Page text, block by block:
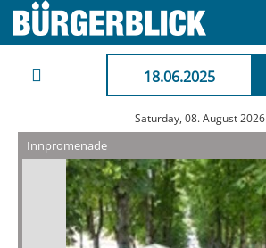
18.06.2025
Saturday, 08. August 2026
Innpromenade